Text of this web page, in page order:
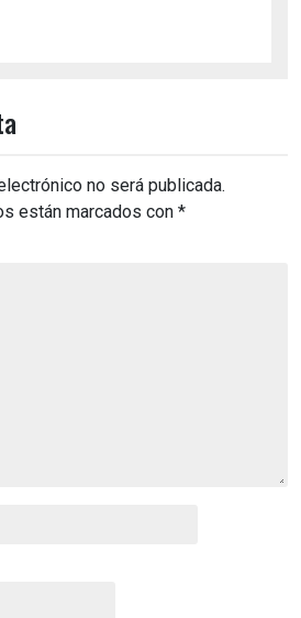
no será publicada.
están marcados con *